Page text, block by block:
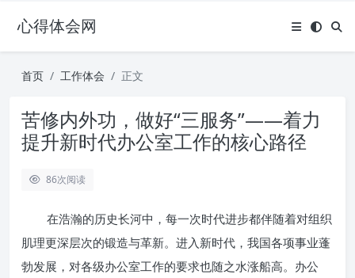
心得体会网
首页 工作体会 正文
苦修内外功，做好“三服务”——着力
提升新时代办公室工作的核心路径
86次阅读
在浩瀚的历史长河中，每一次时代进步都伴随着对组织
肌理更深层次的锻造与革新。进入新时代，我国各项事业蓬
勃发展，对各级办公室工作的要求也随之水涨船高。办公